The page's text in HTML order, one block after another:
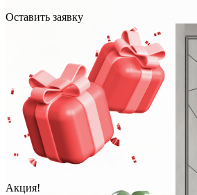
Оставить заявку
Акция!